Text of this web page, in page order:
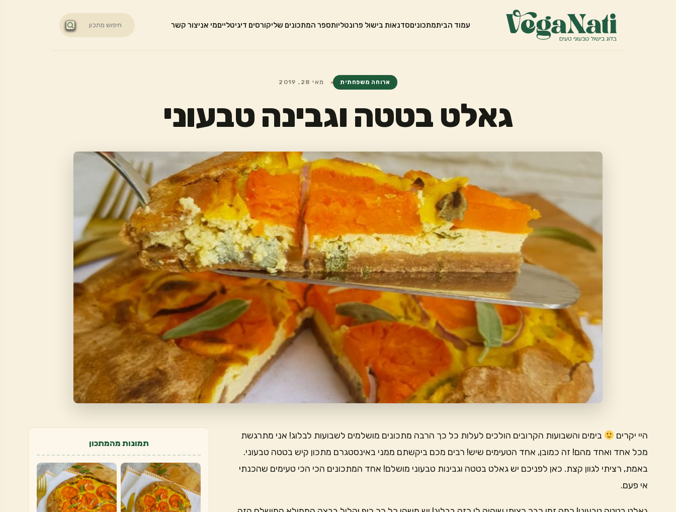
עמוד הביתמתכוניםסדנאות בישול פרונטליותספר המתכונים שליקורסים דיגיטלייםמי אניצור קשר
ארוחה משפחתית מאי 28, 2019
גאלט בטטה וגבינה טבעוני
היי יקרים
בימים והשבועות הקרובים הולכים לעלות כל כך הרבה מתכונים מושלמים לשבועות לבלוג! אני מתרגשת
מכל אחד ואחד מהם! זה כמובן, אחד הטעימים שיש! רבים מכם ביקשתם ממני באינסטגרם מתכון קיש בטטה טבעוני.
באמת, רציתי לגוון קצת. כאן לפניכם יש גאלט בטטה וגבינות טבעוני מושלם! אחד המתכונים הכי הכי טעימים שהכנתי
אי פעם.
תמונות מהמתכון